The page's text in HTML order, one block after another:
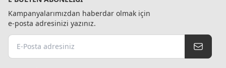
Kampanyalarımızdan haberdar olmak için
e-posta adresinizi yazınız.